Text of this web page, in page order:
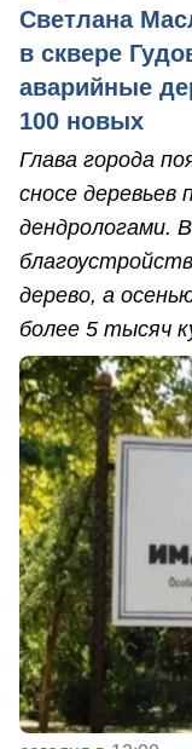
Светлана
в сквере
аварийные
100 новых
Глава города
сносе деревьев
дендрологами.
дерево, а
более 5 тысяч